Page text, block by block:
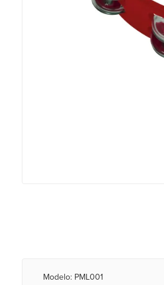
Modelo: PML001